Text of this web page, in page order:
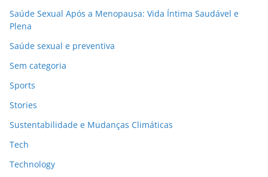
Saúde Sexual Após a Menopausa: Vida Íntima Saudável e
Plena
Saúde sexual e preventiva
Sem categoria
Sports
Stories
Sustentabilidade e Mudanças Climáticas
Tech
Technology